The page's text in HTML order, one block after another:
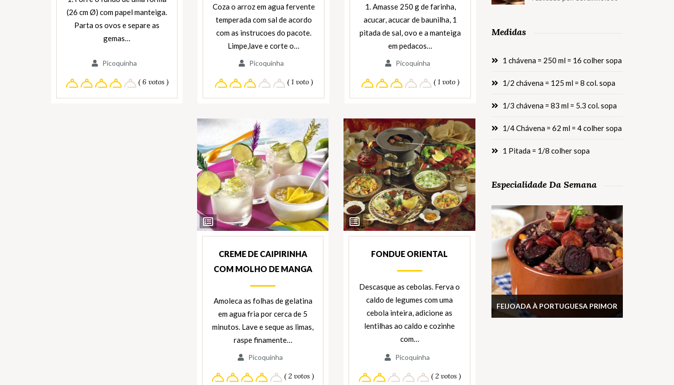
(26 cm Ø) com papel manteiga.
Parta os ovos e separe as
gemas…
Picoquinha
( 6 votos )
Coza o arroz em agua fervente
temperada com sal de acordo
com as instrucoes do pacote.
Limpe,lave e corte o…
Picoquinha
( 1 voto )
1. Amasse 250 g de farinha,
acucar, acucar de baunilha, 1
pitada de sal, ovo e a manteiga
em pedacos…
Picoquinha
( 1 voto )
Ver
Ingredientes
CREME DE CAIPIRINHA
COM MOLHO DE MANGA
Amoleca as folhas de gelatina
em agua fria por cerca de 5
minutos. Lave e seque as limas,
raspe finamente…
Picoquinha
( 2 votos )
Ver
Ingredientes
FONDUE ORIENTAL
Descasque as cebolas. Ferva o
caldo de legumes com uma
cebola inteira, adicione as
lentilhas ao caldo e cozinhe
com…
Picoquinha
( 2 votos )
Medidas
1 chávena = 250 ml = 16 colher sopa
1/2 chávena = 125 ml = 8 col. sopa
1/3 chávena = 83 ml = 5.3 col. sopa
1/4 Chávena = 62 ml = 4 colher sopa
1 Pitada = 1/8 colher sopa
Especialidade Da Semana
FEIJOADA À PORTUGUESA PRIMOR